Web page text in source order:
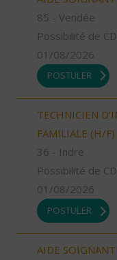
85 - Vendée
Possibilité de
01/08/2026
POSTULER
TECHNICIEN
FAMILIALE (H/F)
36 - Indre
Possibilité de
01/08/2026
POSTULER
AIDE